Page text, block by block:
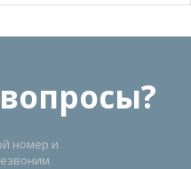
номер и